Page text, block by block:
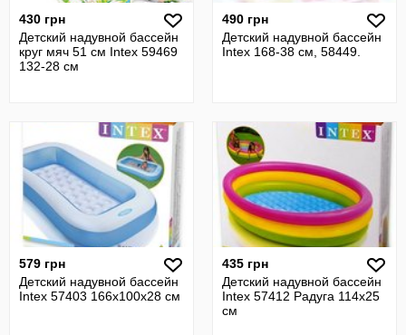
430 грн
Детский надувной бассейн
круг мяч 51 см Intex 59469
132-28 см
490 грн
Детский надувной бассейн
Intex 168-38 см, 58449.
579 грн
Детский надувной бассейн
Intex 57403 166х100х28 см
435 грн
Детский надувной бассейн
Intex 57412 Радуга 114х25
см